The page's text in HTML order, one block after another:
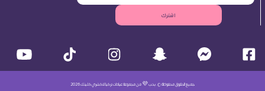
اشترك
جميع الحقوق محفوظة ©. بحب 💜 من مجموعة عيادات تركيا لاكشري كلينك 2026